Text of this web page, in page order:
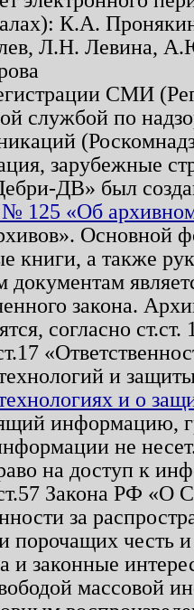
К.А.
Л.Н. Левина,
СМИ
службой по
зарубежные
ДВ» был
125 «Об
Основной
книги, а также
закона.
согласно
и
и о
информацию,
не
на доступ к
Закона РФ «О
за
порочащих честь
законные
массовой